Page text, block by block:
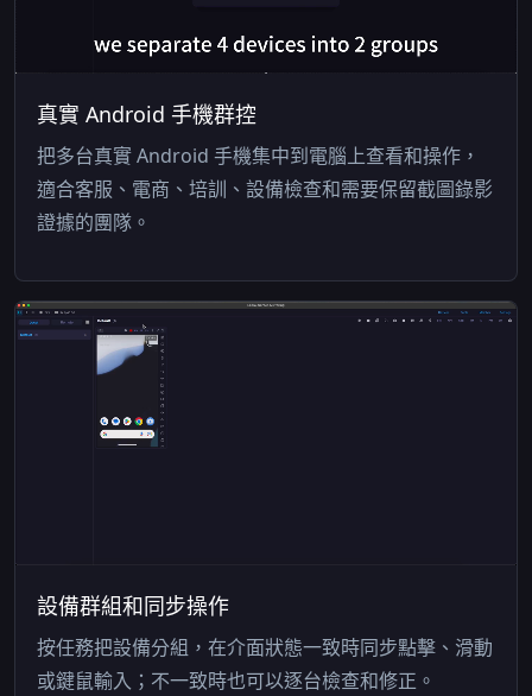
真實 Android 手機群控
把多台真實 Android 手機集中到電腦上查看和操作，
適合客服、電商、培訓、設備檢查和需要保留截圖錄影
證據的團隊。
設備群組和同步操作
按任務把設備分組，在介面狀態一致時同步點擊、滑動
或鍵鼠輸入；不一致時也可以逐台檢查和修正。